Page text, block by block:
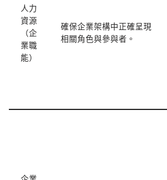
人力
資源
（企
業職
能）
確保企業架構中正確呈現
相關角色與參與者。